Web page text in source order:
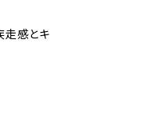
走感とキ